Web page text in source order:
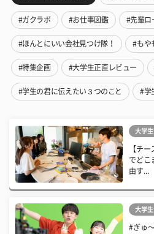
#ガクラボ #お仕事図鑑 #先輩ロ
#ほんとにいい会社見つけ隊！ #もや
#特集企画 #大学生正直レビュー
#学生の君に伝えたい３つのこと #学
大学
【チ
でどこ
由す...
大学
#ぎゅ